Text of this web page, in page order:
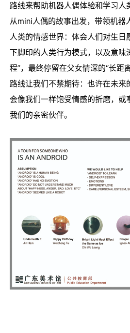
路线来帮助机器人偶体验和学习人
从mini人偶的故事出发，带领机器
人类的情感世界：体会人们对生日
下脚印的人类行为模式，以及意味
程”，最终停留在父女情深的“长距
路线让我们不禁期待：也许在未来
会像我们一样饱受情感的折磨，或
我们的亲密伙伴。